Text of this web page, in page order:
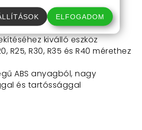
kiválló eszköz
R25, R30, R35 és R40 mérethez
ABS anyagból, nagy
és tartóssággal
ELFOGADOM